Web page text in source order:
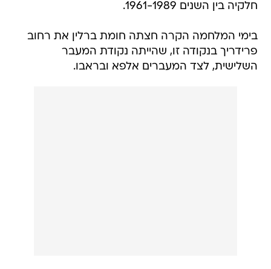
חלקיה בין השנים 1961-1989.
בימי המלחמה הקרה חצתה חומת ברלין את רחוב
פרידריך בנקודה זו, שהייתה נקודת המעבר
השלישית, לצד המעברים אלפא ובראבו.